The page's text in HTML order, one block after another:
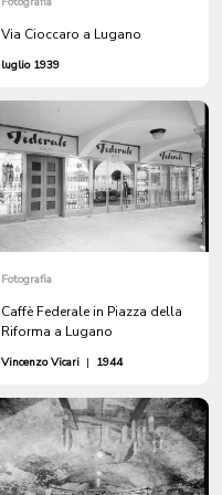
Via Cioccaro a Lugano
luglio 1939
Fotografia
Caffè Federale in Piazza della
Riforma a Lugano
Vincenzo Vicari | 1944